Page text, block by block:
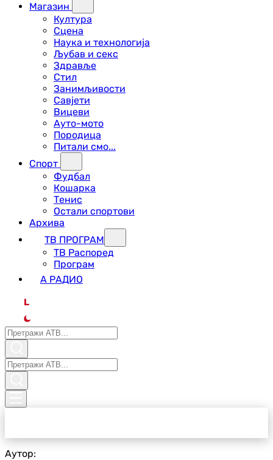
Магазин
Култура
Сцена
Наука и технологија
Љубав и секс
Здравље
Стил
Занимљивости
Савјети
Вицеви
Ауто-мото
Породица
Питали смо...
Спорт
Фудбал
Кошарка
Тенис
Остали спортови
Архива
ТВ ПРОГРАМ
ТВ Распоред
Програм
А РАДИО
L
Аутор: